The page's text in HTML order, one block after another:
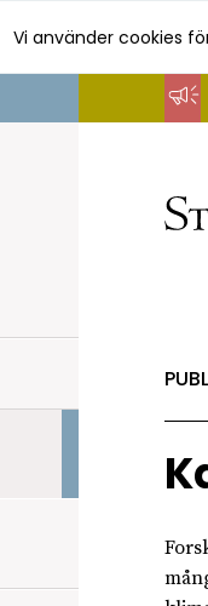
Vi använder cookies